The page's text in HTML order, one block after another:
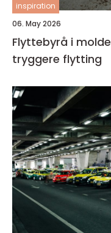
inspiration
06. May 2026
Flyttebyrå i molde slik får du en enklere og
tryggere flytting